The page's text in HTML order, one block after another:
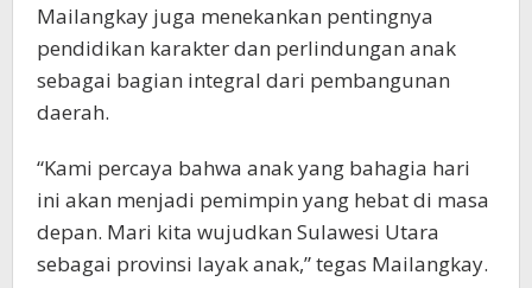
Mailangkay juga menekankan pentingnya
pendidikan karakter dan perlindungan anak
sebagai bagian integral dari pembangunan
daerah.
“Kami percaya bahwa anak yang bahagia hari
ini akan menjadi pemimpin yang hebat di masa
depan. Mari kita wujudkan Sulawesi Utara
sebagai provinsi layak anak,” tegas Mailangkay.